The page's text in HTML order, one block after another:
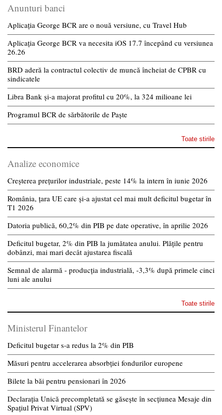
Anunturi banci
Aplicația George BCR are o nouă versiune, cu Travel Hub
Aplicația George BCR va necesita iOS 17.7 începând cu versiunea
26.26
BRD aderă la contractul colectiv de muncă încheiat de CPBR cu
sindicatele
Libra Bank și-a majorat profitul cu 20%, la 324 milioane lei
Programul BCR de sărbătorile de Paște
Toate stirile
Analize economice
Creșterea prețurilor industriale, peste 14% la intern în iunie 2026
România, țara UE care și-a ajustat cel mai mult deficitul bugetar în
T1 2026
Datoria publică, 60,2% din PIB pe date operative, în aprilie 2026
Deficitul bugetar, 2% din PIB la jumătatea anului. Plățile pentru
dobânzi, mai mari decât ajustarea fiscală
Semnal de alarmă - producția industrială, -3,3% după primele cinci
luni ale anului
Toate stirile
Ministerul Finantelor
Deficitul bugetar s-a redus la 2% din PIB
Măsuri pentru accelerarea absorbției fondurilor europene
Bilete la băi pentru pensionari în 2026
Declarația Unică precompletată se găsește în secțiunea Mesaje din
Spațiul Privat Virtual (SPV)